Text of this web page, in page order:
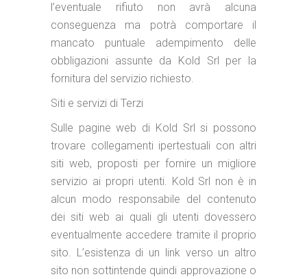
l’eventuale rifiuto non avrà alcuna
conseguenza ma potrà comportare il
mancato puntuale adempimento delle
obbligazioni assunte da Kold Srl per la
fornitura del servizio richiesto.
Siti e servizi di Terzi
Sulle pagine web di Kold Srl si possono
trovare collegamenti ipertestuali con altri
siti web, proposti per fornire un migliore
servizio ai propri utenti. Kold Srl non è in
alcun modo responsabile del contenuto
dei siti web ai quali gli utenti dovessero
eventualmente accedere tramite il proprio
sito. L’esistenza di un link verso un altro
sito non sottintende quindi approvazione o